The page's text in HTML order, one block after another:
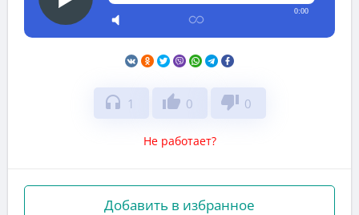
0:00
headphones 1 thumb_up 0 thumb_down 0
Не работает?
Добавить в избранное